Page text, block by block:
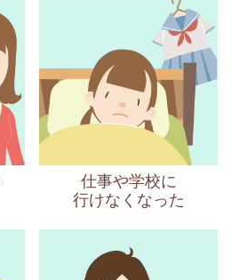
仕事や学校に
行けなくなった